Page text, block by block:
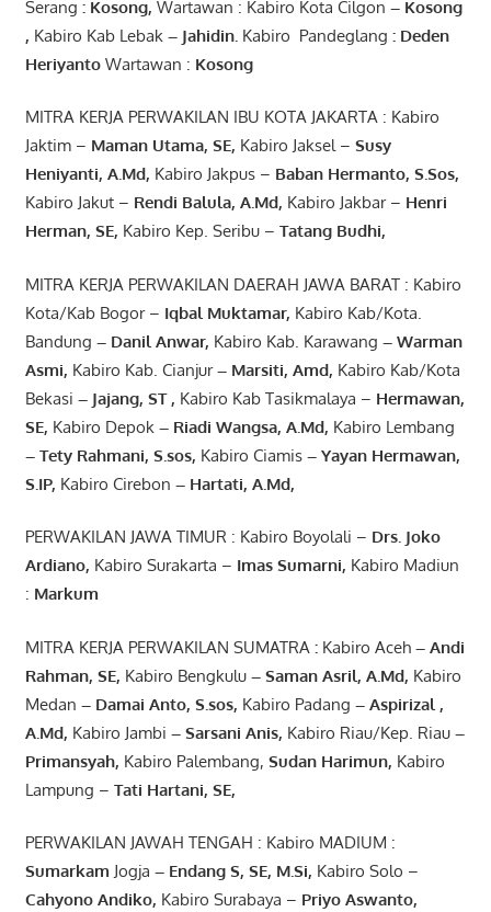
Serang : Kosong, Wartawan : Kabiro Kota Cilgon – Kosong
, Kabiro Kab Lebak – Jahidin. Kabiro Pandeglang : Deden
Heriyanto Wartawan : Kosong
MITRA KERJA PERWAKILAN IBU KOTA JAKARTA : Kabiro
Jaktim – Maman Utama, SE, Kabiro Jaksel – Susy
Heniyanti, A.Md, Kabiro Jakpus – Baban Hermanto, S.Sos,
Kabiro Jakut – Rendi Balula, A.Md, Kabiro Jakbar – Henri
Herman, SE, Kabiro Kep. Seribu – Tatang Budhi,
MITRA KERJA PERWAKILAN DAERAH JAWA BARAT : Kabiro
Kota/Kab Bogor – Iqbal Muktamar, Kabiro Kab/Kota.
Bandung – Danil Anwar, Kabiro Kab. Karawang –Warman
Asmi, Kabiro Kab. Cianjur– Marsiti, Amd, Kabiro Kab/Kota
Bekasi – Jajang, ST , Kabiro Kab Tasikmalaya – Hermawan,
SE, Kabiro Depok – Riadi Wangsa, A.Md, Kabiro Lembang
– Tety Rahmani, S.sos, Kabiro Ciamis– Yayan Hermawan,
S.IP, Kabiro Cirebon – Hartati, A.Md,
PERWAKILAN JAWA TIMUR : Kabiro Boyolali – Drs. Joko
Ardiano, Kabiro Surakarta – Imas Sumarni, Kabiro Madiun
: Markum
MITRA KERJA PERWAKILAN SUMATRA :Kabiro Aceh– Andi
Rahman, SE, Kabiro Bengkulu– Saman Asril, A.Md, Kabiro
Medan – Damai Anto, S.sos, Kabiro Padang – Aspirizal ,
A.Md, Kabiro Jambi – Sarsani Anis, Kabiro Riau/Kep. Riau–
Primansyah, Kabiro Palembang, Sudan Harimun, Kabiro
Lampung – Tati Hartani, SE,
PERWAKILAN JAWAH TENGAH : Kabiro MADIUM :
Sumarkam Jogja – EndangS, SE, M.Si, Kabiro Solo –
Cahyono Andiko, Kabiro Surabaya – Priyo Aswanto,